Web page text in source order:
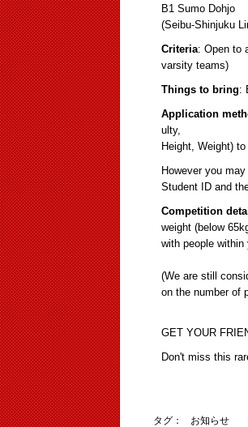
B1 Sumo Dohjo
(Seibu-Shinjuku
Criteria: Open to
varsity teams)
Things to bring:
Application
ulty,
Height, Weight) to
However you
Student ID and
Competition
weight (below
with people within
(We are still
on the number of
GET YOUR
Don't miss this
タグ： お知らせ